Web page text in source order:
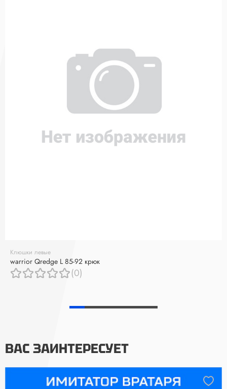
Клюшки левые
warrior Qredge L 85-92 крюк
(0)
ВАС ЗАИНТЕРЕСУЕТ